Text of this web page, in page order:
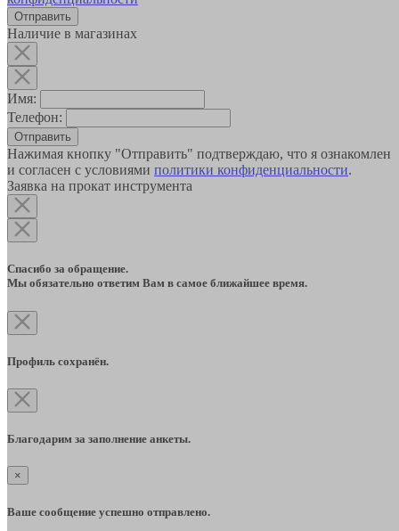
Наличие в магазинах
Имя:
Телефон:
Отправить
Нажимая кнопку "Отправить" подтверждаю, что я ознакомлен
и согласен с условиями политики конфиденциальности.
Заявка на прокат инструмента
Спасибо за обращение.
Мы обязательно ответим Вам в самое ближайшее время.
Профиль сохранён.
Благодарим за заполнение анкеты.
×
Ваше сообщение успешно отправлено.